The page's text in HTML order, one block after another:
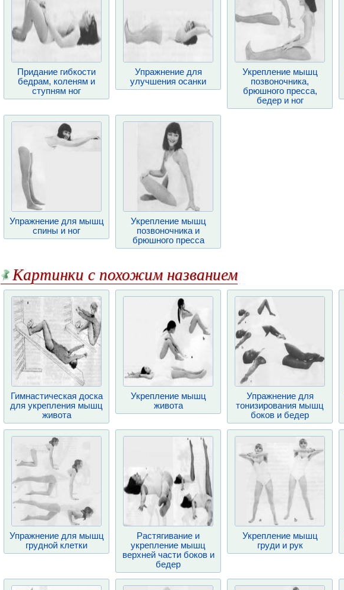
Придание гибкости
бедрам, коленям и
ступням ног
Упражнение для
улучшения осанки
Укрепление мышц
позвоночника,
брюшного пресса,
бедер и ног
Упражнение для мышц
спины и ног
Укрепление мышц
позвоночника и
брюшного пресса
Картинки с похожим названием
Гимнастическая доска
для укрепления мышц
живота
Укрепление мышц
живота
Упражнение для
тонизирования мышц
боков и бедер
Упражнение для мышц
грудной клетки
Растягивание и
укрепление мышц
верхней части боков и
бедер
Укрепление мышц
груди и рук